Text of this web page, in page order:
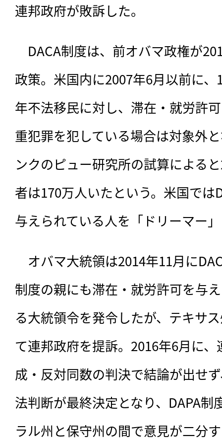
連邦政府が敗訴した。
DACA制度は、 前オバマ政権が
政策。米国内に2007年6月以前に
年不法移民に対し、滞在・就労許
重犯罪を犯している場合は対象外
ンクのピュー研究所の試算による
者は170万人いたという。米国では
与えられている人を「ドリーマー
オバマ大統領は2014年11月に
制度の親にも滞在・就労許可を与
る大統領令を発令したが、テキサ
て連邦政府を提訴。2016年6月に
成・反対同数の判決で結論が出せ
法判断が最終決定となり、DAPA制
ラル州と保守州の間で意見が二分